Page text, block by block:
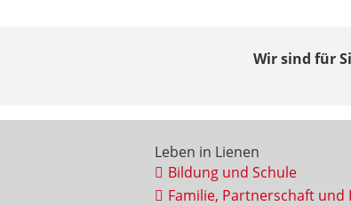
Wir sind für
Leben in Lienen
Bildung und Schule
Familie, Partnerschaft und